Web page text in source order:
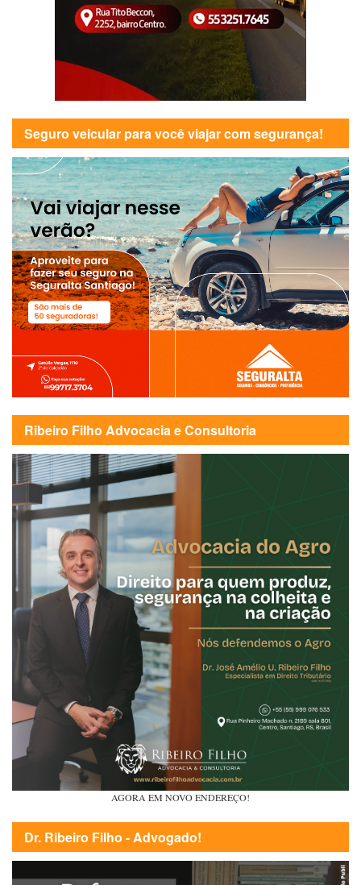
Seguro veicular para você viajar com segurança!
Ribeiro Filho Advocacia e Consultoria
AGORA EM NOVO ENDEREÇO!
Dr. Ribeiro Filho - Advogado!